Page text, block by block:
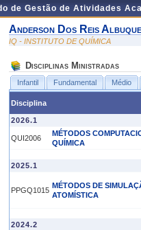
de Gestão de Atividades
Anderson Dos Reis
IQ - INSTITUTO DE QUÍMICA
Disciplinas Ministradas
Infantil Fundamental Médio
Disciplina
2026.1
QUI2006
MÉTODOS
QUÍMICA
2025.1
PPGQ1015
MÉTODOS DE
ATOMÍSTICA
2024.2